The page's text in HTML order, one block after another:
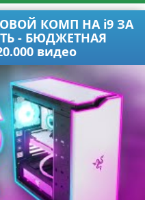
КОМП НА i9 ЗА
- БЮДЖЕТНАЯ
видео